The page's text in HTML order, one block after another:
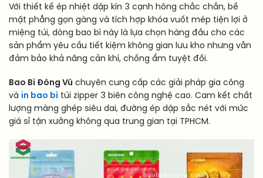
Với thiết kế ép nhiệt dập kín 3 cạnh hông chắc chắn, bề
mặt phẳng gọn gàng và tích hợp khóa vuốt mép tiện lợi ở
miệng túi, dòng bao bì này là lựa chọn hàng đầu cho các
sản phẩm yêu cầu tiết kiệm không gian lưu kho nhưng vẫn
đảm bảo khả năng cản khí, chống ẩm tuyệt đối.
Bao Bì Đông Vũ chuyên cung cấp các giải pháp gia công
và in bao bì túi zipper 3 biên công nghệ cao. Cam kết chất
lượng màng ghép siêu dai, đường ép dập sắc nét với mức
giá sỉ tận xưởng không qua trung gian tại TPHCM.